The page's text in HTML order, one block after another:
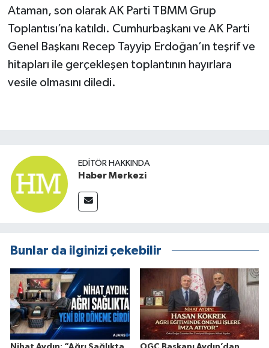
Ataman, son olarak AK Parti TBMM Grup
Toplantısı’na katıldı. Cumhurbaşkanı ve AK Parti
Genel Başkanı Recep Tayyip Erdoğan’ın teşrif ve
hitapları ile gerçekleşen toplantının hayırlara
vesile olmasını diledi.
EDITÖR HAKKINDA
Haber Merkezi
Bunlar da ilginizi çekebilir